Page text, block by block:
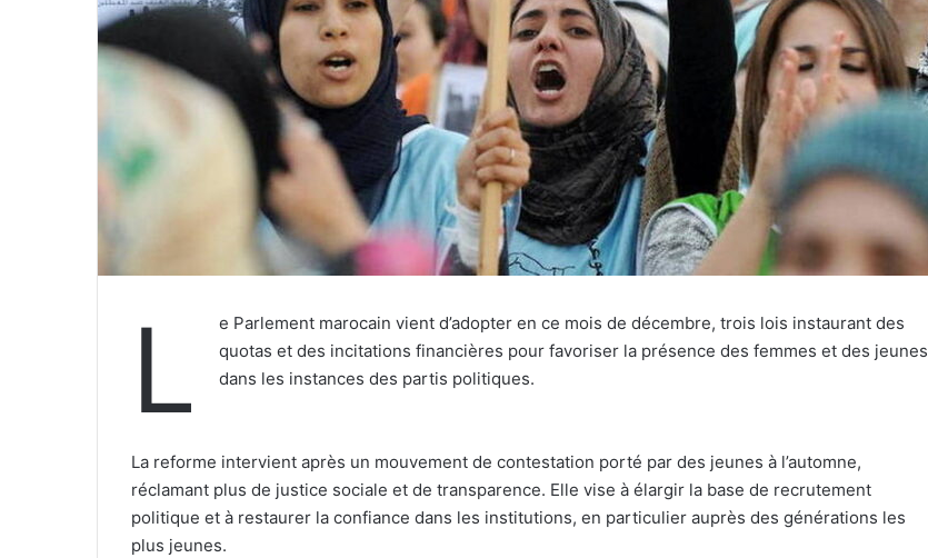
L
e Parlement marocain vient d’adopter en ce mois de décembre, trois lois instaurant des
quotas et des incitations financières pour favoriser la présence des femmes et des jeunes
dans les instances des partis politiques.
La reforme intervient après un mouvement de contestation porté par des jeunes à l’automne,
réclamant plus de justice sociale et de transparence. Elle vise à élargir la base de recrutement
politique et à restaurer la confiance dans les institutions, en particulier auprès des générations les
plus jeunes.